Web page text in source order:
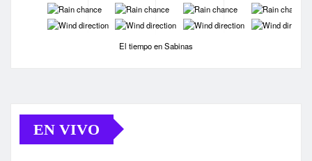
-
-
-
-
-
-
-
-
El tiempo en Sabinas
EN VIVO